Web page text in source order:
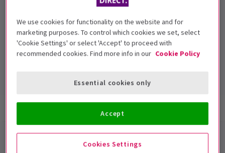
Royal Court Theatre
Duración: 40 minutes reading & 20 minutes
Q&A
My Name is Why Royal Court
We use cookies for functionality on the website and for
marketing purposes. To control which cookies we set, select
'Cookie Settings' or select 'Accept' to proceed with
recommended cookies. Find more info in our Cookie Policy
Cookies Settings
Essential cookies only
Accept